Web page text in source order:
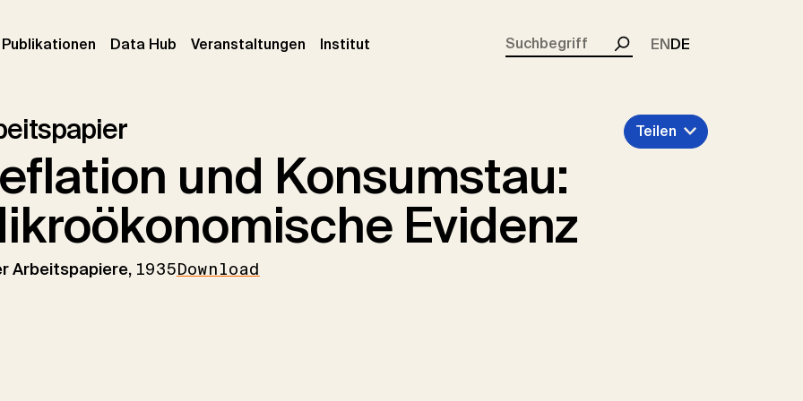
Publikationen (current)
Data Hub Veranstaltungen (current)
Institut
Suchen
ENDE
und Konsumstau:
Evidenz
Arbeitspapiere, 1935Download
Teilen